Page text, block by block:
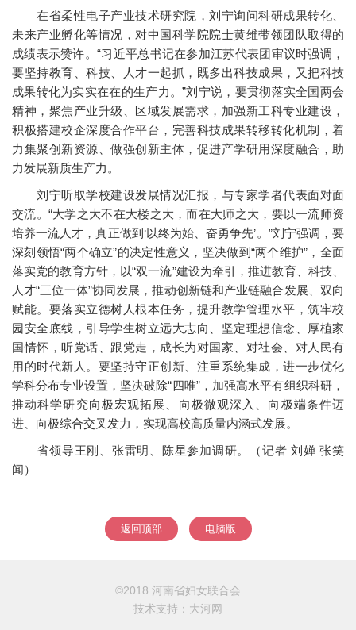
在省柔性电子产业技术研究院，刘宁询问科研成果转化、
未来产业孵化等情况，对中国科学院院士黄维带领团队取得的
成绩表示赞许。“习近平总书记在参加江苏代表团审议时强调，
要坚持教育、科技、人才一起抓，既多出科技成果，又把科技
成果转化为实实在在的生产力。”刘宁说，要贯彻落实全国两会
精神，聚焦产业升级、区域发展需求，加强新工科专业建设，
积极搭建校企深度合作平台，完善科技成果转移转化机制，着
力集聚创新资源、做强创新主体，促进产学研用深度融合，助
力发展新质生产力。
刘宁听取学校建设发展情况汇报，与专家学者代表面对面
交流。“大学之大不在大楼之大，而在大师之大，要以一流师资
培养一流人才，真正做到‘以终为始、奋勇争先’。”刘宁强调，要
深刻领悟“两个确立”的决定性意义，坚决做到“两个维护”，全面
落实党的教育方针，以“双一流”建设为牵引，推进教育、科技、
人才“三位一体”协同发展，推动创新链和产业链融合发展、双向
赋能。要落实立德树人根本任务，提升教学管理水平，筑牢校
园安全底线，引导学生树立远大志向、坚定理想信念、厚植家
国情怀，听党话、跟党走，成长为对国家、对社会、对人民有
用的时代新人。要坚持守正创新、注重系统集成，进一步优化
学科分布专业设置，坚决破除“四唯”，加强高水平有组织科研，
推动科学研究向极宏观拓展、向极微观深入、向极端条件迈
进、向极综合交叉发力，实现高校高质量内涵式发展。
省领导王刚、张雷明、陈星参加调研。（记者 刘婵 张笑
闻）
返回顶部 电脑版
©2018 河南省妇女联合会
技术支持： 大河网